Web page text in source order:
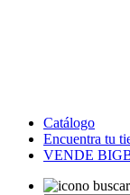
Catálogo
Encuentra tu
VENDE